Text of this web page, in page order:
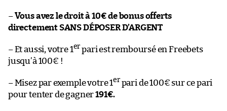
–Vous avez le droit à 10€ de bonus offerts
directement SANS DÉPOSER D’ARGENT
– Et aussi, votre 1er pari est remboursé en Freebets
jusqu’à 100€ !
– Misez par exemple votre 1er pari de 100€ sur ce pari
pour tenter de gagner191€.